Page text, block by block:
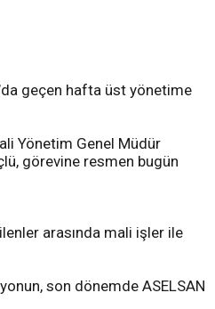
geçen hafta üst yönetime
Yönetim Genel Müdür
görevine resmen bugün
arasında mali işler ile
son dönemde ASELSAN